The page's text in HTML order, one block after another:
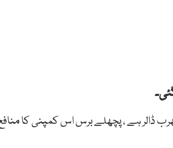
ڈالر ہے ، پچھلے برس اس کمپنی کا